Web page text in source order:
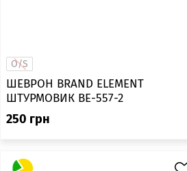
O/S
ШЕВРОН BRAND ELEMENT
ШТУРМОВИК BE-557-2
250 грн